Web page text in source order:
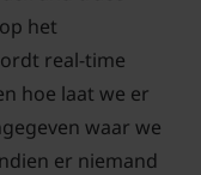
In de zomer
u ze
terug tot een
het
real-time
hoe laat we er
waar we
er niemand